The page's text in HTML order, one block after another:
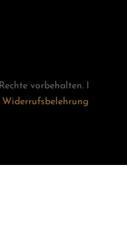
vorbehalten. I
Widerrufsbelehrung